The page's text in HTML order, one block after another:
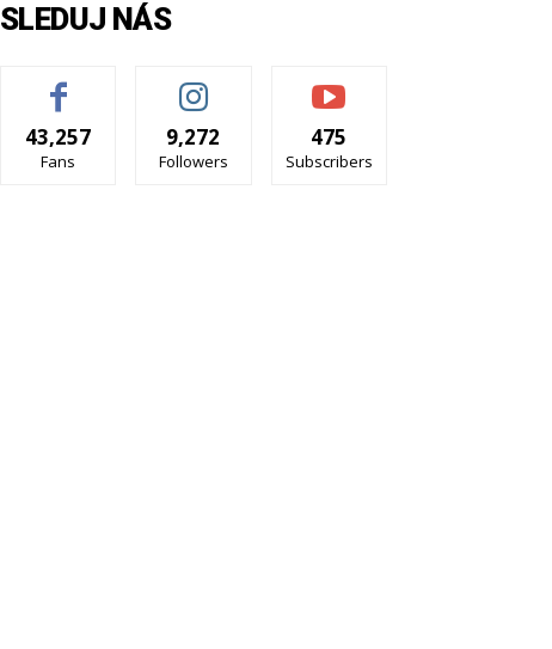
SLEDUJ NÁS
43,257
Fans
9,272
Followers
475
Subscribers